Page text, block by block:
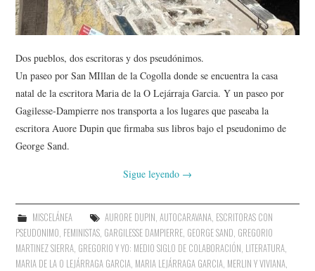
Dos pueblos, dos escritoras y dos pseudónimos.
Un paseo por San MIllan de la Cogolla donde se encuentra la casa
natal de la escritora Maria de la O Lejárraja Garcia. Y un paseo por
Gagilesse-Dampierre nos transporta a los lugares que paseaba la
escritora Auore Dupin que firmaba sus libros bajo el pseudonimo de
George Sand.
Sigue leyendo →
MISCELÁNEA AURORE DUPIN, AUTOCARAVANA, ESCRITORAS CON
PSEUDONIMO, FEMINISTAS, GARGILESSE DAMPIERRE, GEORGE SAND, GREGORIO
MARTINEZ SIERRA, GREGORIO Y YO: MEDIO SIGLO DE COLABORACIÓN, LITERATURA,
MARIA DE LA O LEJÁRRAGA GARCIA, MARIA LEJÁRRAGA GARCIA, MERLIN Y VIVIANA,